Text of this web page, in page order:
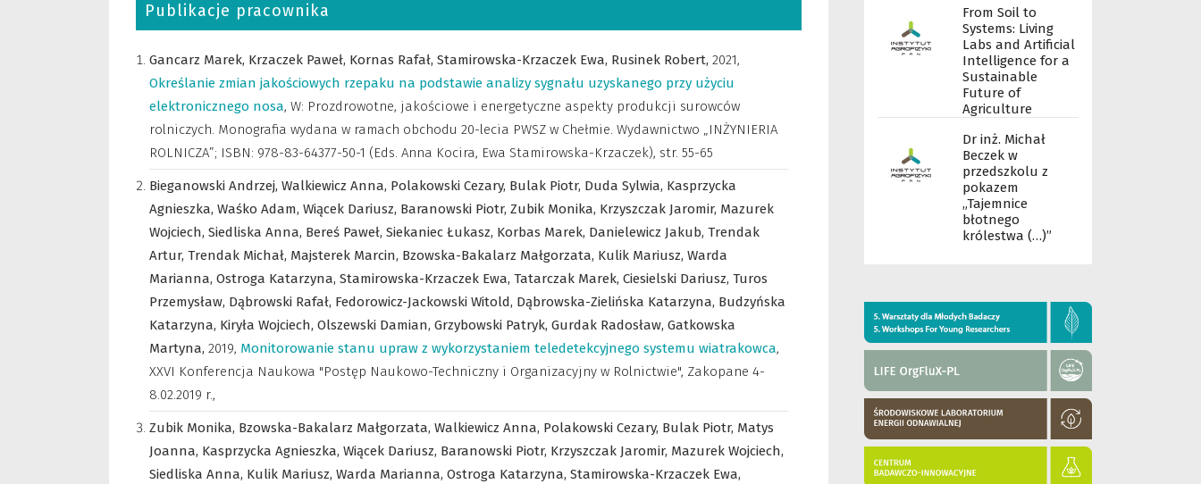
Publikacje pracownika
Gancarz Marek, Krzaczek Paweł, Kornas Rafał, Stamirowska-Krzaczek Ewa, Rusinek Robert, 2021,
Określanie zmian jakościowych rzepaku na podstawie analizy sygnału uzyskanego przy użyciu
elektronicznego nosa, W: Prozdrowotne, jakościowe i energetyczne aspekty produkcji surowców
rolniczych. Monografia wydana w ramach obchodu 20-lecia PWSZ w Chełmie. Wydawnictwo „INŻYNIERIA
ROLNICZA”; ISBN: 978-83-64377-50-1 (Eds. Anna Kocira, Ewa Stamirowska-Krzaczek), str. 55-65
Bieganowski Andrzej, Walkiewicz Anna, Polakowski Cezary, Bulak Piotr, Duda Sylwia, Kasprzycka
Agnieszka, Waśko Adam, Wiącek Dariusz, Baranowski Piotr, Zubik Monika, Krzyszczak Jaromir, Mazurek
Wojciech, Siedliska Anna, Bereś Paweł, Siekaniec Łukasz, Korbas Marek, Danielewicz Jakub, Trendak
Artur, Trendak Michał, Majsterek Marcin, Bzowska-Bakalarz Małgorzata, Kulik Mariusz, Warda
Marianna, Ostroga Katarzyna, Stamirowska-Krzaczek Ewa, Tatarczak Marek, Ciesielski Dariusz, Turos
Przemysław, Dąbrowski Rafał, Fedorowicz-Jackowski Witold, Dąbrowska-Zielińska Katarzyna, Budzyńska
Katarzyna, Kiryła Wojciech, Olszewski Damian, Grzybowski Patryk, Gurdak Radosław, Gatkowska
Martyna, 2019, Monitorowanie stanu upraw z wykorzystaniem teledetekcyjnego systemu wiatrakowca,
XXVI Konferencja Naukowa "Postęp Naukowo-Techniczny i Organizacyjny w Rolnictwie", Zakopane 4-
8.02.2019 r.,
Zubik Monika, Bzowska-Bakalarz Małgorzata, Walkiewicz Anna, Polakowski Cezary, Bulak Piotr, Matys
Joanna, Kasprzycka Agnieszka, Wiącek Dariusz, Baranowski Piotr, Krzyszczak Jaromir, Mazurek Wojciech,
Siedliska Anna, Kulik Mariusz, Warda Marianna, Ostroga Katarzyna, Stamirowska-Krzaczek Ewa,
From Soil to
Systems: Living
Labs and Artificial
Intelligence for a
Sustainable
Future of
Agriculture
Dr inż. Michał
Beczek w
przedszkolu z
pokazem
„Tajemnice
błotnego
królestwa (…)”